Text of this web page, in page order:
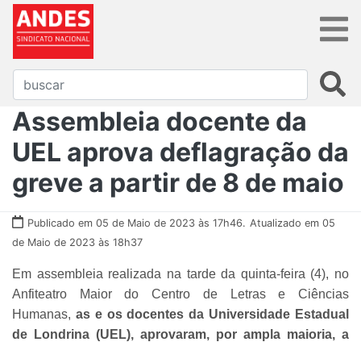
Assembleia docente da
UEL aprova deflagração da
greve a partir de 8 de maio
Publicado em 05 de Maio de 2023 às 17h46. Atualizado em 05
de Maio de 2023 às 18h37
Em assembleia realizada na tarde da quinta-feira (4), no
Anfiteatro Maior do Centro de Letras e Ciências
Humanas, as e os docentes da Universidade Estadual
de Londrina (UEL), aprovaram, por ampla maioria, a